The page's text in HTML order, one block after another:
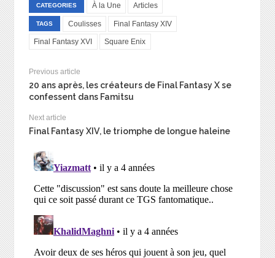
CATEGORIES À la Une Articles
TAGS Coulisses Final Fantasy XIV
Final Fantasy XVI Square Enix
Previous article
20 ans après, les créateurs de Final Fantasy X se
confessent dans Famitsu
Next article
Final Fantasy XIV, le triomphe de longue haleine